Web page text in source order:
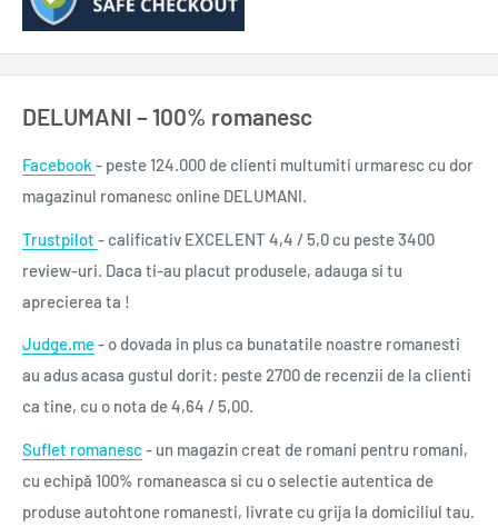
DELUMANI – 100% romanesc
Facebook - peste 124.000 de clienti multumiti urmaresc cu dor
magazinul romanesc online DELUMANI.
Trustpilot - calificativ EXCELENT 4,4 / 5,0 cu peste 3400
review-uri. Daca ti-au placut produsele, adauga si tu
aprecierea ta !
Judge.me- o dovada in plus ca bunatatile noastre romanesti
au adus acasa gustul dorit: peste 2700 de recenzii de la clienti
ca tine, cu o nota de 4,64 / 5,00.
Suflet romanesc- un magazin creat de romani pentru romani,
cu echipă 100% romaneasca si cu o selectie autentica de
produse autohtone romanesti, livrate cu grija la domiciliul tau.